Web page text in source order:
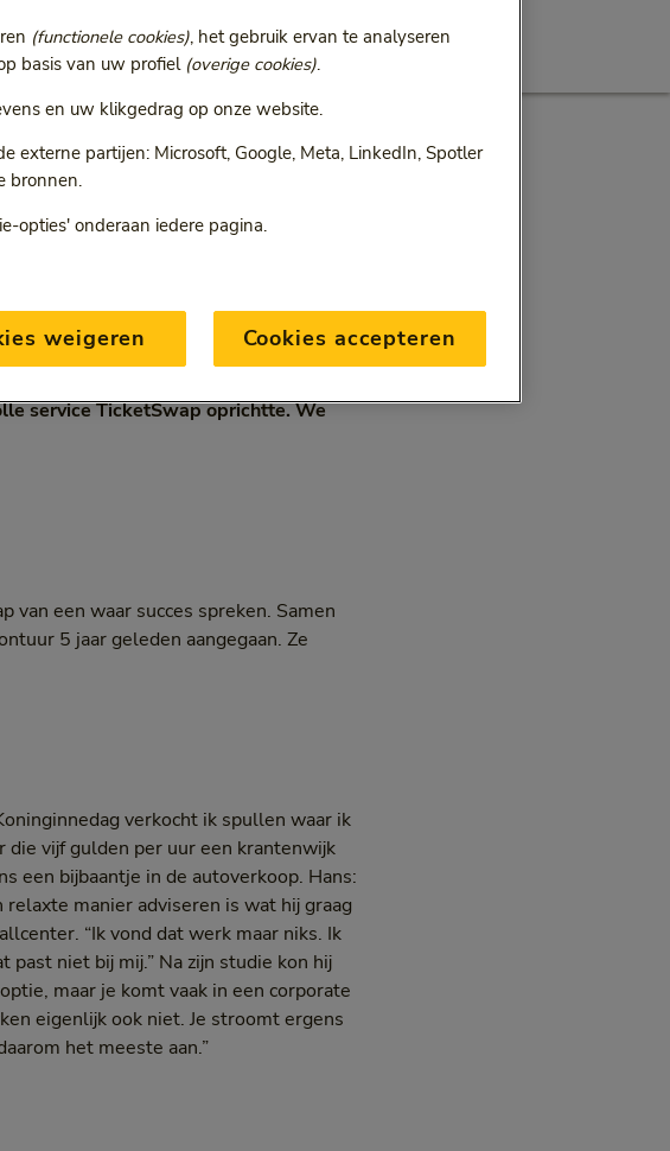
of écht
service TicketSwap oprichtte. We
van een waar succes spreken. Samen
5 jaar geleden aangegaan. Ze
verkocht ik spullen waar ik
die vijf gulden per uur een krantenwijk
een bijbaantje in de autoverkoop. Hans:
manier adviseren is wat hij graag
“Ik vond dat werk maar niks. Ik
niet bij mij.” Na zijn studie kon hij
maar je komt vaak in een corporate
eigenlijk ook niet. Je stroomt ergens
het meeste aan.”
(functionele cookies), het gebruik ervan te analyseren
basis van uw profiel (overige cookies).
en uw klikgedrag op onze website.
externe partijen: Microsoft, Google, Meta, LinkedIn, Spotler
bronnen.
opties' onderaan iedere pagina.
weigeren Cookies accepteren